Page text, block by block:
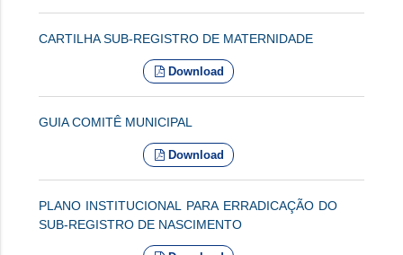
CARTILHA SUB-REGISTRO DE MATERNIDADE
Download
GUIA COMITÊ MUNICIPAL
Download
PLANO INSTITUCIONAL PARA ERRADICAÇÃO DO
SUB-REGISTRO DE NASCIMENTO